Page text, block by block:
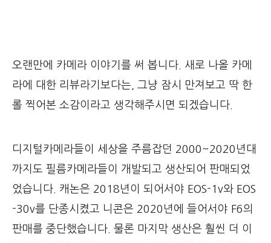
오랜만에 카메라 이야기를 써 봅니다. 새로 나올 카메
라에 대한 리뷰라기보다는, 그냥 잠시 만져보고 딱 한
롤 찍어본 소감이라고 생각해주시면 되겠습니다.
디지털카메라들이 세상을 주름잡던 2000~2020년대
까지도 필름카메라들이 개발되고 생산되어 판매되었
었습니다. 캐논은 2018년이 되어서야 EOS-1v와 EOS
-30v를 단종시켰고 니콘은 2020년에 들어서야 F6의
판매를 중단했습니다. 물론 마지막 생산은 훨씬 더 이